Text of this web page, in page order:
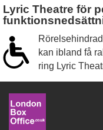
Lyric Theatre för
kan ibland få
ring Lyric